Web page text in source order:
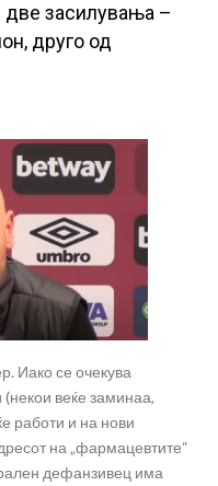
две засилувања –
друго од
Иако се очекува
веќе заминаа,
работи и на нови
на „фармацевтите“
дефанзивец има